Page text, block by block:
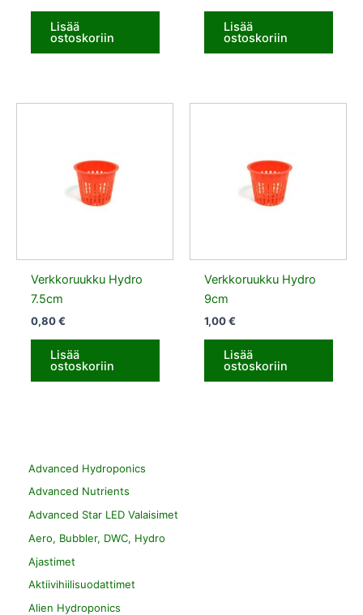
Advanced Hydroponics
Advanced Nutrients
Advanced Star LED Valaisimet
Aero, Bubbler, DWC, Hydro
Ajastimet
Aktiivihiilisuodattimet
Alien Hydroponics
Lisää
ostoskoriin
Lisää
ostoskoriin
Verkkoruukku Hydro
7.5cm
0,80€
Lisää
ostoskoriin
Verkkoruukku Hydro
9cm
1,00€
Lisää
ostoskoriin